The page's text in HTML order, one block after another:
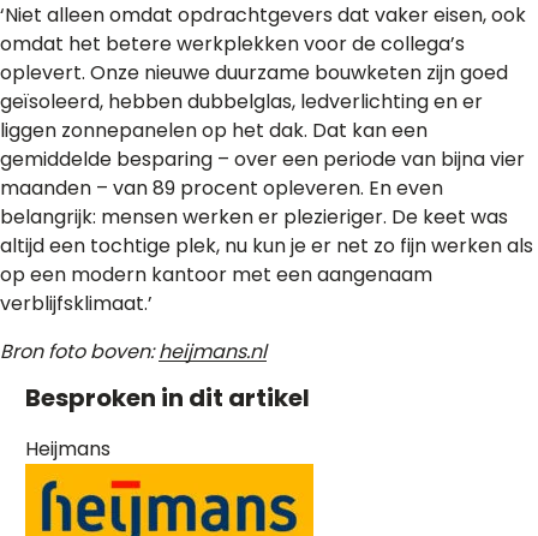
‘Niet alleen omdat opdrachtgevers dat vaker eisen, ook
omdat het betere werkplekken voor de collega’s
oplevert. Onze nieuwe duurzame bouwketen zijn goed
geïsoleerd, hebben dubbelglas, ledverlichting en er
liggen zonnepanelen op het dak. Dat kan een
gemiddelde besparing – over een periode van bijna vier
maanden – van 89 procent opleveren. En even
belangrijk: mensen werken er plezieriger. De keet was
altijd een tochtige plek, nu kun je er net zo fijn werken als
op een modern kantoor met een aangenaam
verblijfsklimaat.’
Bron foto boven:heijmans.nl
Besproken in dit artikel
Heijmans